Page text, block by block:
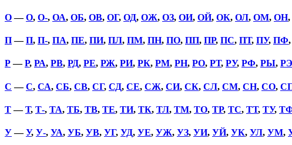
О—О, О-, ОА, ОБ, ОВ, ОГ, ОД, ОЖ, ОЗ, ОИ, ОЙ, ОК, ОЛ, ОМ, ОН,
П—П, П-, ПА, ПЕ, ПИ, ПЛ, ПМ, ПН, ПО, ПП, ПР, ПС, ПТ, ПУ, ПФ,
Р—Р, РА, РВ, РД, РЕ, РЖ, РИ, РК, РМ, РН, РО, РТ, РУ, РФ, РЫ, РЭ
С —С, СА, СБ, СВ, СГ, СД, СЕ, СЖ, СИ, СК, СЛ, СМ, СН, СО,
Т—Т, Т-, ТА, ТБ, ТВ, ТЕ, ТИ, ТК, ТЛ, ТМ, ТО, ТР, ТС, ТТ, ТУ,
У—У, У-, УА, УБ, УВ, УГ, УД, УЕ, УЖ, УЗ, УИ, УЙ, УК, УЛ, УМ,